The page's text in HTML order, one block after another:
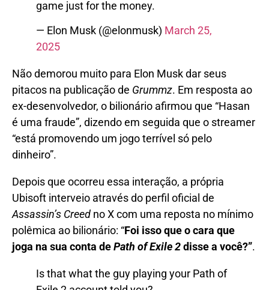
game just for the money.
— Elon Musk (@elonmusk) March 25,
2025
Não demorou muito para Elon Musk dar seus
pitacos na publicação de Grummz. Em resposta ao
ex-desenvolvedor, o bilionário afirmou que “Hasan
é uma fraude”, dizendo em seguida que o streamer
“está promovendo um jogo terrível só pelo
dinheiro”.
Depois que ocorreu essa interação, a própria
Ubisoft interveio através do perfil oficial de
Assassin’s Creed no X com uma reposta no mínimo
polêmica ao bilionário: “Foi isso que o cara que
joga na sua conta dePath of Exile 2disse a você?”.
Is that what the guy playing your Path of